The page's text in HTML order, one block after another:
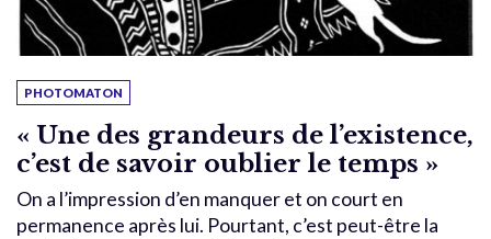
PHOTOMATON
« Une des grandeurs de l’existence,
c’est de savoir oublier le temps »
On a l’impression d’en manquer et on court en
permanence après lui. Pourtant, c’est peut-être la